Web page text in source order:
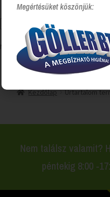
Mind a(z) 2 találat megjelenítve
Kezdőlap Űrtartalom
Nem találsz valamit?
péntekig 8:00 -
Megértésüket köszönjük: